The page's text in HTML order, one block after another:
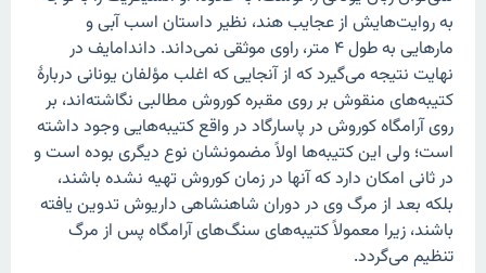
به روایت‌هایش از عجایب هند، نظیر داستان اسب آبی و
مارهایی به طول ۴ متر، راوی موثقی نمی‌داند. داندامایف در
نهایت نتیجه می‌گیرد که از آنجایی که اغلب مؤلفان یونانی دربارهٔ
کتیبه‌های منقوش بر روی مقبره کوروش مطالبی نگاشته‌اند، بر
روی آرامگاه کوروش در پاسارگاد در واقع کتیبه‌هایی وجود داشته
است؛ ولی این کتیبه‌ها اولاً مضمونشان نوع دیگری بوده است و
در ثانی امکان دارد که آنها در زمان کوروش تهیه نشده باشند،
بلکه بعد از مرگ وی در دوران شاهنشاهی داریوش تدوین یافته
باشند، زیرا معمولاً کتیبه‌های سنگ‌های آرامگاه پس از مرگ
تنظیم می‌گردد.